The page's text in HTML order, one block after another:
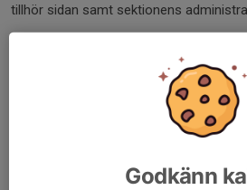
tillhör sidan samt sektionens
Godkänn